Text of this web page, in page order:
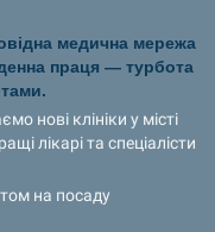
медична мережа
праця — турбота
нові клініки у місті
лікарі та спеціалісти